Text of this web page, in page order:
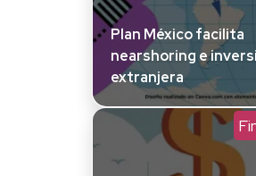
Plan México facilita
nearshoring e
extranjera